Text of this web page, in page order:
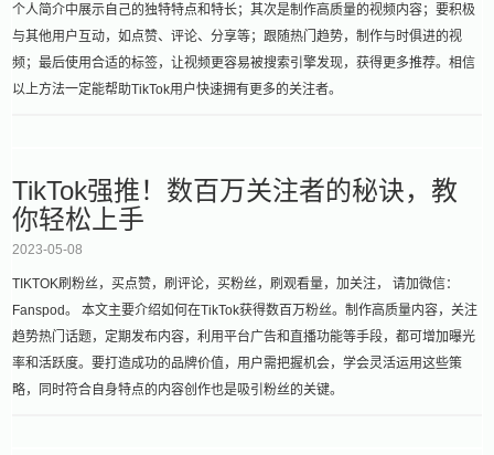
个人简介中展示自己的独特特点和特长；其次是制作高质量的视频内容；要积极
与其他用户互动，如点赞、评论、分享等；跟随热门趋势，制作与时俱进的视
频；最后使用合适的标签，让视频更容易被搜索引擎发现，获得更多推荐。相信
以上方法一定能帮助TikTok用户快速拥有更多的关注者。
TikTok强推！数百万关注者的秘诀，教
你轻松上手
2023-05-08
TIKTOK刷粉丝，买点赞，刷评论，买粉丝，刷观看量，加关注， 请加微信：
Fanspod。 本文主要介绍如何在TikTok获得数百万粉丝。制作高质量内容，关注
趋势热门话题，定期发布内容，利用平台广告和直播功能等手段，都可增加曝光
率和活跃度。要打造成功的品牌价值，用户需把握机会，学会灵活运用这些策
略，同时符合自身特点的内容创作也是吸引粉丝的关键。